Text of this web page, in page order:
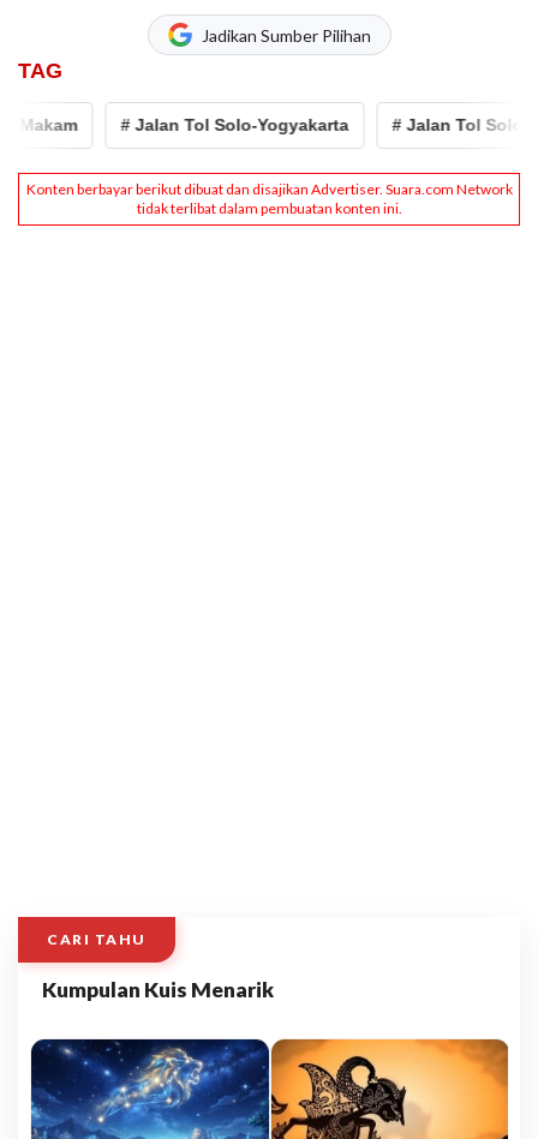
Jadikan Sumber Pilihan
TAG
# Jalan Tol Solo-Yogyakarta # Jalan Tol Solo -
CARI TAHU
Kumpulan Kuis Menarik